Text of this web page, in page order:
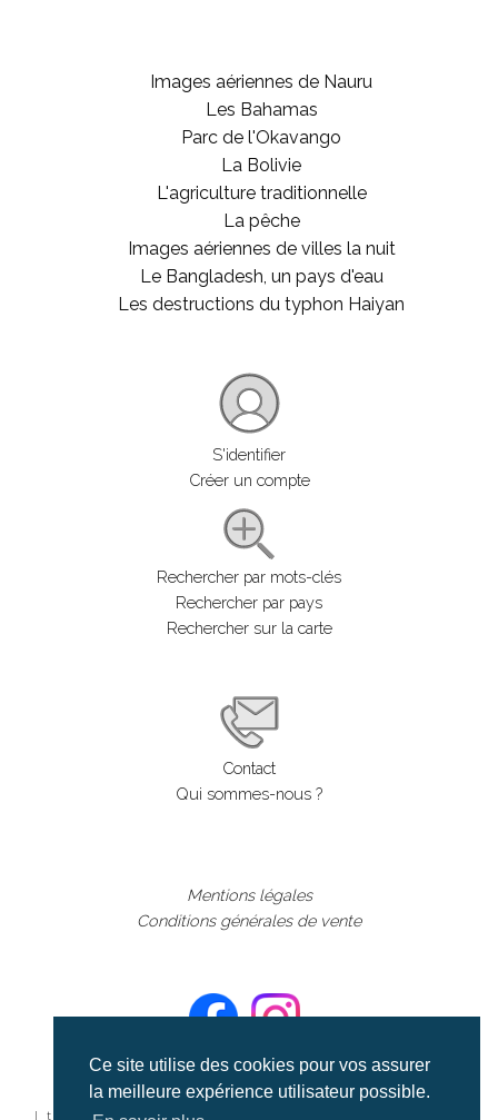
Ce site utilise des cookies pour vos assurer
la meilleure expérience utilisateur possible.
Images aériennes de Nauru
Les Bahamas
Parc de l'Okavango
La Bolivie
L'agriculture traditionnelle
La pêche
Images aériennes de villes la nuit
Le Bangladesh, un pays d'eau
Les destructions du typhon Haiyan
S'identifier
Créer un compte
Rechercher par mots-clés
Rechercher par pays
Rechercher sur la carte
Contact
Qui sommes-nous ?
Mentions légales
Conditions générales de vente
©aerialcollection marque déposée 2024
| tous droits réservés | aerialcollection.fr banque d'images